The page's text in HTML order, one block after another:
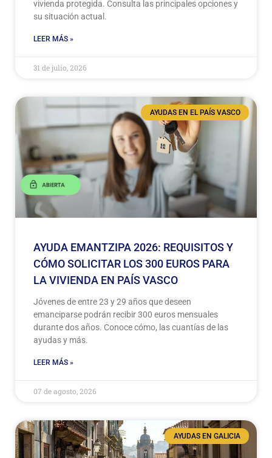
vivienda protegida. Consulta las principales opciones y
su situación actual.
LEER MÁS »
31 de julio, 2026
AYUDAS EN EL PAÍS VASCO
AYUDA EMANTZIPA 2026: REQUISITOS Y
CÓMO SOLICITAR LOS 300 EUROS PARA
LA VIVIENDA EN PAÍS VASCO
Jóvenes de entre 23 y 29 años que deseen
emanciparse podrán recibir 300 euros mensuales
durante dos años. Conoce cómo, las cuantías de las
ayudas y más.
LEER MÁS »
07 de agosto, 2026
AYUDAS EN GALICIA